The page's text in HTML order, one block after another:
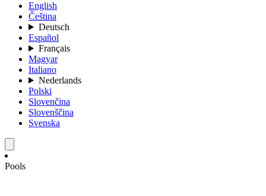
English
Čeština
Deutsch
Español
Français
Magyar
Italiano
Nederlands
Polski
Slovenčina
Slovenščina
Svenska
Pools